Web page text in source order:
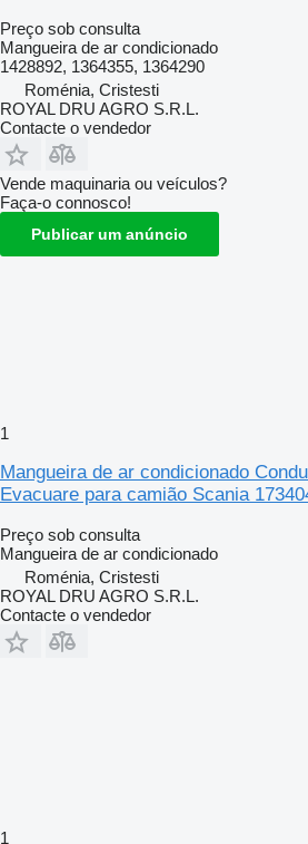
Preço sob consulta
Mangueira de ar condicionado
1428892, 1364355, 1364290
Roménia, Cristesti
ROYAL DRU AGRO S.R.L.
Contacte o vendedor
Vende maquinaria ou veículos?
Faça-o connosco!
Publicar um anúncio
1
Mangueira de ar condicionado
Evacuare para camião Scania
Preço sob consulta
Mangueira de ar condicionado
Roménia, Cristesti
ROYAL DRU AGRO S.R.L.
Contacte o vendedor
1